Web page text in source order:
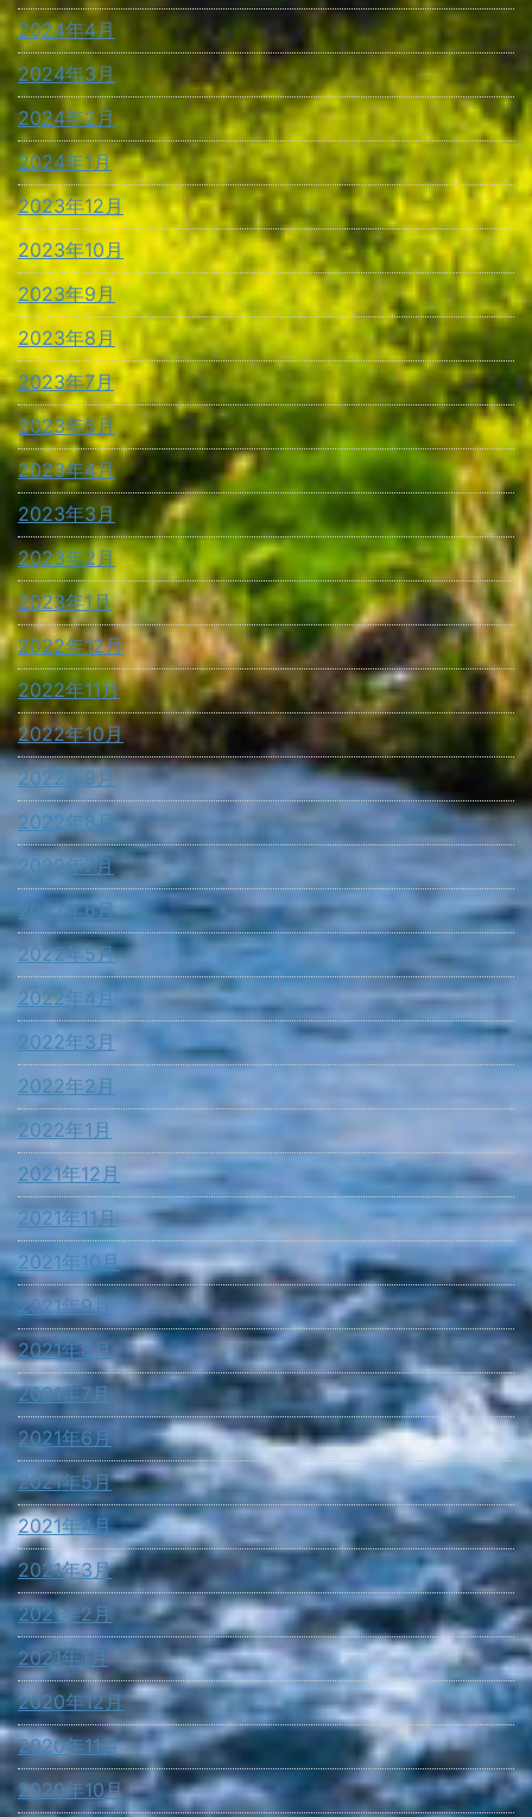
2024年4月
2024年3月
2024年2月
2024年1月
2023年12月
2023年10月
2023年9月
2023年8月
2023年7月
2023年5月
2023年4月
2023年3月
2023年2月
2023年1月
2022年12月
2022年11月
2022年10月
2022年9月
2022年8月
2022年7月
2022年6月
2022年5月
2022年4月
2022年3月
2022年2月
2022年1月
2021年12月
2021年11月
2021年10月
2021年9月
2021年8月
2021年7月
2021年6月
2021年5月
2021年4月
2021年3月
2021年2月
2021年1月
2020年12月
2020年11月
2020年10月